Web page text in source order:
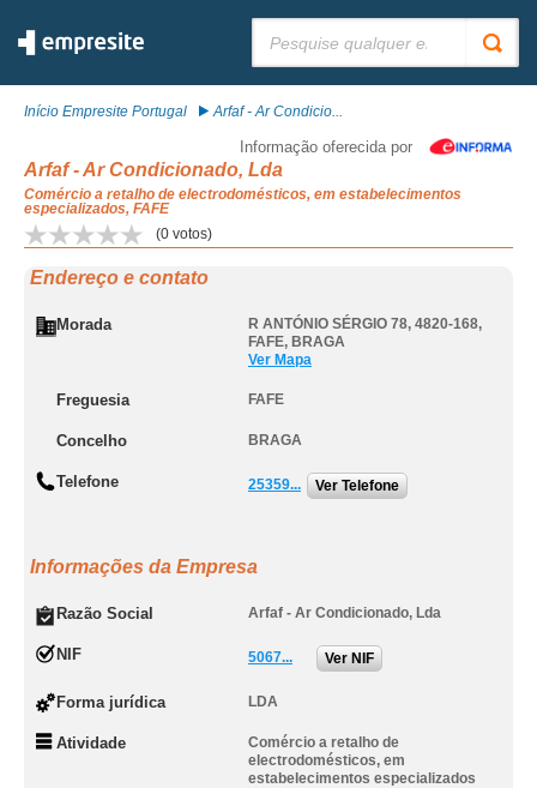
Início Empresite Portugal Arfaf - Ar Condicio...
Informação oferecida por
Arfaf - Ar Condicionado, Lda
Comércio a retalho de electrodomésticos, em estabelecimentos
especializados, FAFE
(0 votos)
Endereço e contato
Morada R ANTÓNIO SÉRGIO 78, 4820-168,
FAFE, BRAGA
Ver Mapa
Freguesia FAFE
Concelho BRAGA
Telefone 25359... Ver Telefone
Informações da Empresa
Razão Social Arfaf - Ar Condicionado, Lda
NIF 5067... Ver NIF
Forma jurídica LDA
Atividade
Comércio a retalho de
electrodomésticos, em
estabelecimentos especializados